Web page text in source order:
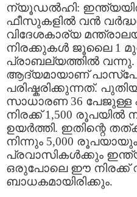
ന്യൂഡൽഹി:
ഫീസുകളിൽ വൻ
വിദേശകാര്യ
നിരക്കുകൾ ജൂലൈ 1
പ്രാബല്യത്തിൽ വന്നു.
ആദ്യമായാണ്
പരിഷ്കരിക്കുന്നത്.
സാധാരണ 36 പേജുള്ള
നിരക്ക് 1,500 രൂപയിൽ
ഉയർത്തി. ഇതിന്റെ
നിന്നും 5,000 രൂപയായും
പ്രവാസികൾക്കും
ഒരുപോലെ ഈ നിരക്ക്
ബാധകമായിരിക്കും.